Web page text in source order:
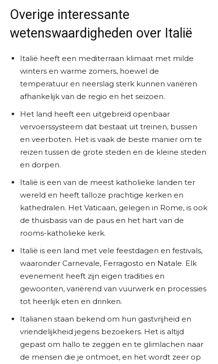
Overige interessante
wetenswaardigheden over Italië
Italië heeft een mediterraan klimaat met milde
winters en warme zomers, hoewel de
temperatuur en neerslag sterk kunnen variëren
afhankelijk van de regio en het seizoen.
Het land heeft een uitgebreid openbaar
vervoerssysteem dat bestaat uit treinen, bussen
en veerboten. Het is vaak de beste manier om te
reizen tussen de grote steden en de kleine steden
en dorpen.
Italië is een van de meest katholieke landen ter
wereld en heeft talloze prachtige kerken en
kathedralen. Het Vaticaan, gelegen in Rome, is ook
de thuisbasis van de paus en het hart van de
rooms-katholieke kerk.
Italië is een land met vele feestdagen en festivals,
waaronder Carnevale, Ferragosto en Natale. Elk
evenement heeft zijn eigen tradities en
gewoonten, variërend van vuurwerk en processies
tot heerlijk eten en drinken.
Italianen staan bekend om hun gastvrijheid en
vriendelijkheid jegens bezoekers. Het is altijd
gepast om hallo te zeggen en te glimlachen naar
de mensen die je ontmoet, en het wordt zeer op